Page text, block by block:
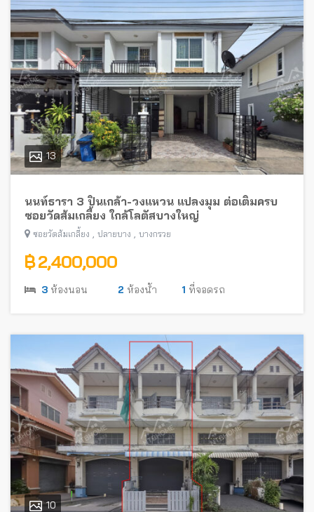
13
นนท์ธารา 3 ปิ่นเกล้า-วงแหวน แปลงมุม ต่อเติมครบ
ซอยวัดส้มเกลี้ยง ใกล้โลตัสบางใหญ่
ซอยวัดส้มเกลี้ยง ปลายบาง บางกรวย
฿ 2,400,000
3 ห้องนอน 2 ห้องน้ำ 1 ที่จอดรถ
10